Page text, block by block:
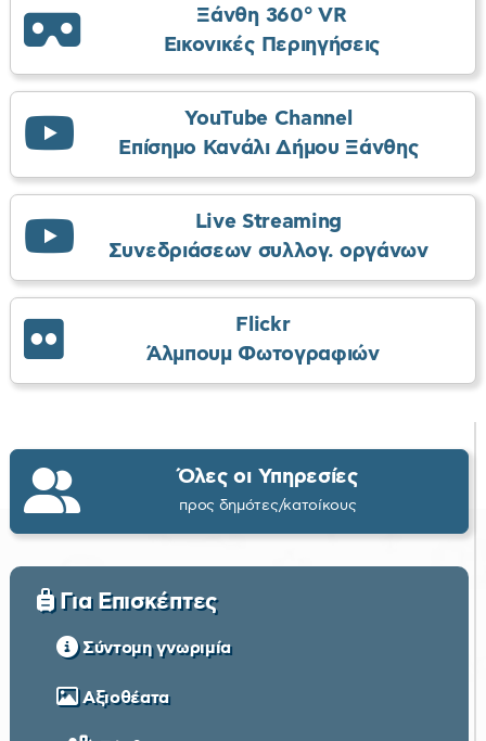
Ξάνθη 360° VR
Εικονικές Περιηγήσεις
YouTube Channel
Επίσημο Κανάλι Δήμου Ξάνθης
Live Streaming
Συνεδριάσεων συλλογ. οργάνων
Flickr
Άλμπουμ Φωτογραφιών
Όλες οι Υπηρεσίες
προς δημότες/κατοίκους
Για Επισκέπτες
Σύντομη γνωριμία
Αξιοθέατα